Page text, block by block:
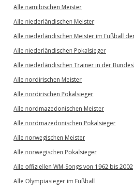
Alle namibischen Meister
Alle niederländischen Meister
Alle niederländischen Meister im Fußball
Alle niederländischen Pokalsieger
Alle niederländischen Trainer in der
Alle nordirischen Meister
Alle nordirischen Pokalsieger
Alle nordmazedonischen Meister
Alle nordmazedonischen Pokalsieger
Alle norwegischen Meister
Alle norwegischen Pokalsieger
Alle offiziellen WM-Songs von 1962 bis 2002
Alle Olympiasieger im Fußball